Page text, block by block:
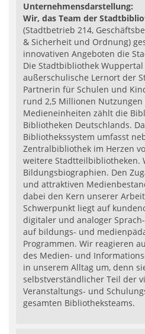
Unternehmensdarstellung:
Wir, das Team der
(Stadtbetrieb 214,
& Sicherheit und Ordnung)
innovativen Angeboten die
Die Stadtbibliothek
außerschulische Lernort der
Partnerin für Schulen und
rund 2,5 Millionen Nutzungen
Medieneinheiten zählt die
Bibliotheken Deutschlands.
Bibliothekssystem umfasst
Zentralbibliothek im Herzen
weitere Stadtteilbibliotheken.
Bildungsbiographien. Den
und attraktiven
dabei den Kern unserer
Schwerpunkt liegt auf
digitaler und analoger
auf bildungs- und
Programmen. Wir reagieren
des Medien- und
in unserem Alltag um, denn
selbstverständlicher Teil der
Veranstaltungs- und
gesamten Bibliotheksteams.